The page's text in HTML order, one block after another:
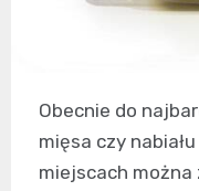
Obecnie do
mięsa czy
miejscach